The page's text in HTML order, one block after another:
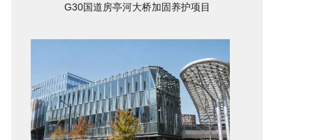
G30国道房亭河大桥加固养护项目